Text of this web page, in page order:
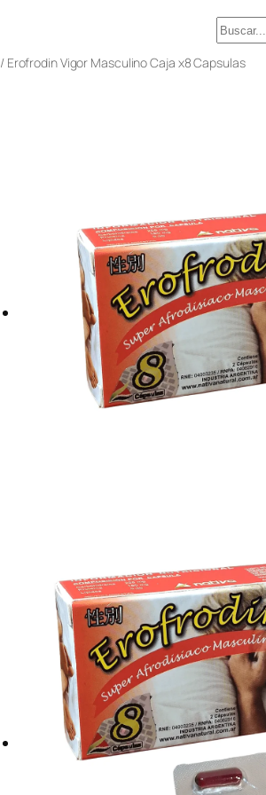
Buscar
/ Erofrodin Vigor Masculino Caja x8 Capsulas